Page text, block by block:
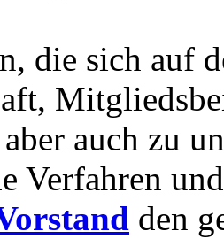
die sich auf
auch zu
Verfahren
den